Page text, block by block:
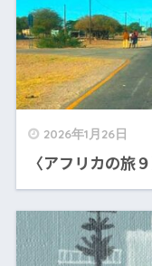
2026年1月26日
〈アフリカの旅